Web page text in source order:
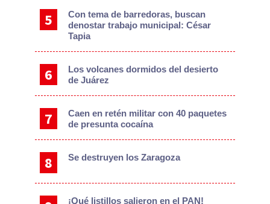
Con tema de barredoras, buscan
denostar trabajo municipal: César
Tapia
Los volcanes dormidos del desierto
de Juárez
Caen en retén militar con 40 paquetes
de presunta cocaína
Se destruyen los Zaragoza
¡Qué listillos salieron en el PAN!